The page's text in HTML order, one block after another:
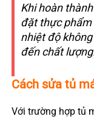
Khi hoàn
đặt thực phẩm
nhiệt độ
đến chất
Cách sửa tủ
Với trường hợp tủ